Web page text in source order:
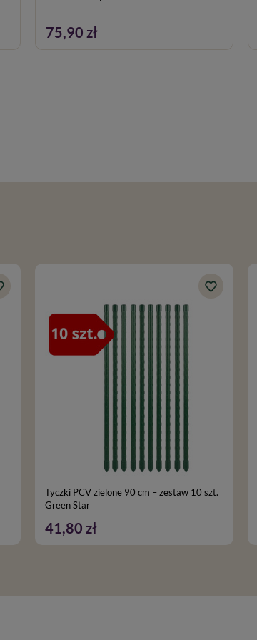
75,90 zł
Tyczki PCV zielone 90 cm – zestaw 10 szt.
Green Star
41,80 zł